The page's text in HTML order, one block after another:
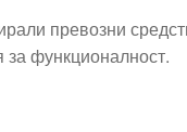
превозни
функционалност.